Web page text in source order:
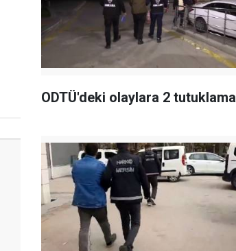
ODTÜ'deki olaylara 2 tutuklama